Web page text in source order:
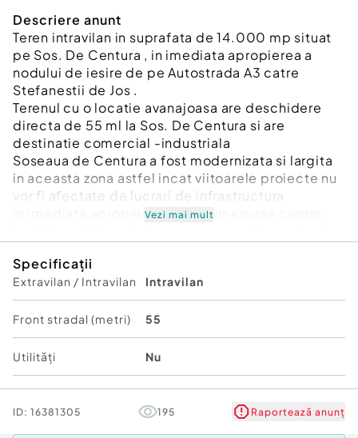
Descriere anunt
Teren intravilan in suprafata de 14.000 mp situat
pe Sos. De Centura , in imediata apropierea a
nodului de iesire de pe Autostrada A3 catre
Stefanestii de Jos .
Terenul cu o locatie avanajoasa are deschidere
directa de 55 ml la Sos. De Centura si are
destinatie comercial -industriala
Soseaua de Centura a fost modernizata si largita
in aceasta zona astfel incat viitoarele proiecte nu
vor fi afectate de lucrari de infrastructura
In imediata apropiere gasim numeroase centre
Decathlon Logistic
Exista certificat de urbanism de informare emis in
20024
Terenul poate constitui o investitie interesanta
avand in vedere dezvoltarea accelerata a zonei pe
segmetul industrial comercial
Vezi mai mult
Specificații
Extravilan / Intravilan Intravilan
Front stradal (metri) 55
Utilități Nu
ID: 16381305 195 Raportează anunț